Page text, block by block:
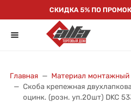
СКИДКА 5% ПО
Главная Материал монтажный
Скоба крепежная
оцинк. (розн. уп.20шт) DKC